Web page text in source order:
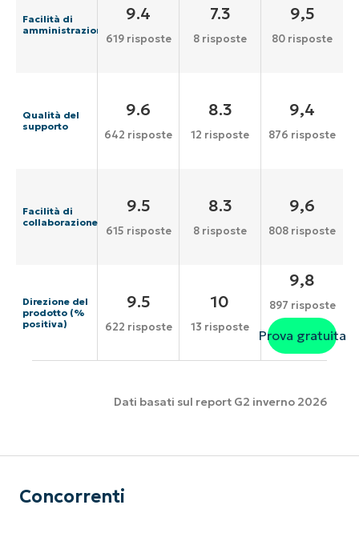
Facilità di
amministrazione
9.4
619 risposte
7.3
8 risposte
9,5
80 risposte
Qualità del
supporto
9.6
642 risposte
8.3
12 risposte
9,4
876 risposte
Facilità di
collaborazione
9.5
615 risposte
8.3
8 risposte
9,6
808 risposte
Direzione del
prodotto (%
positiva)
9.5
622 risposte
10
13 risposte
9,8
897 risposte
Prova gratuita
Dati basati sul report G2 inverno 2026
Concorrenti